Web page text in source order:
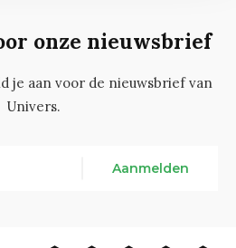
onze nieuwsbrief
je aan voor de nieuwsbrief van
Univers.
Aanmelden